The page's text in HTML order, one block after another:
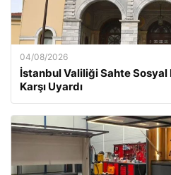
04/08/2026
İstanbul Valiliği Sahte Sosyal
Karşı Uyardı